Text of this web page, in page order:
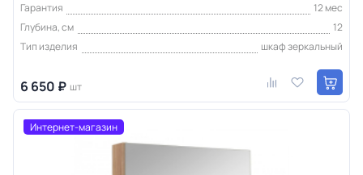
Гарантия
12 мес
Глубина, см
12
Тип изделия
шкаф зеркальный
6 650 ₽ шт
Интернет-магазин